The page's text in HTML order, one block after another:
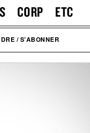
CORP ETC
/ S'ABONNER